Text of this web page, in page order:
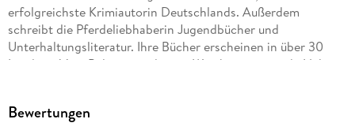
erfolgreichste Krimiautorin Deutschlands. Außerdem
schreibt die Pferdeliebhaberin Jugendbücher und
Unterhaltungsliteratur. Ihre Bücher erscheinen in über 30
Ländern. Vom Polizeipräsidenten Westhessens wurde Nele
Bewertungen